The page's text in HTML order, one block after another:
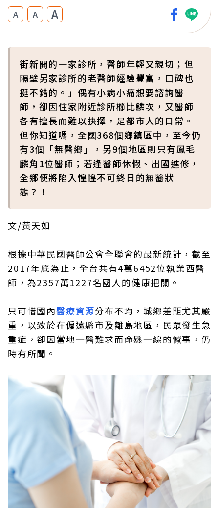
A A A
街新開的一家診所，醫師年輕又親切；但
隔壁另家診所的老醫師經驗豐富，口碑也
挺不錯的。」偶有小病小痛想要諮詢醫
師，卻因住家附近診所櫛比鱗次，又醫師
各有擅長而難以抉擇，是都市人的日常。
但你知道嗎，全國368個鄉鎮區中，至今仍
有3個「無醫鄉」，另9個地區則只有鳳毛
麟角1位醫師；若逢醫師休假、出國進修，
全鄉便將陷入惶惶不可終日的無醫狀
態？！
文/黃天如
根據中華民國醫師公會全聯會的最新統計，截至
2017年底為止，全台共有4萬6452位執業西醫
師，為2357萬1227名國人的健康把關。
只可惜國內醫療資源分布不均，城鄉差距尤其嚴
重，以致於在偏遠縣市及離島地區，民眾發生急
重症，卻因當地一醫難求而命懸一線的憾事，仍
時有所聞。